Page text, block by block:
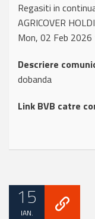
Regasiti in
AGRICOVER
Mon, 02 Feb
Descriere
dobanda
Link BVB catre
15
IAN.